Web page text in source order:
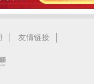
| 友情链接 |